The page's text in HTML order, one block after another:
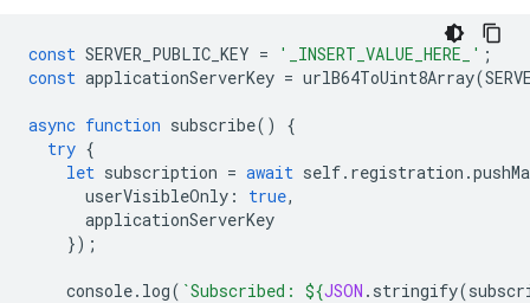
const SERVER_PUBLIC_KEY = '_INSERT_VALUE_HERE_' ;
const applicationServerKey = urlB64ToUint8Array(
async function subscribe()
{
try {
let subscription = await self. registration .
userVisibleOnly : true,
applicationServerKey
});
console. log( `Subscribed: ${JSON . stringify(